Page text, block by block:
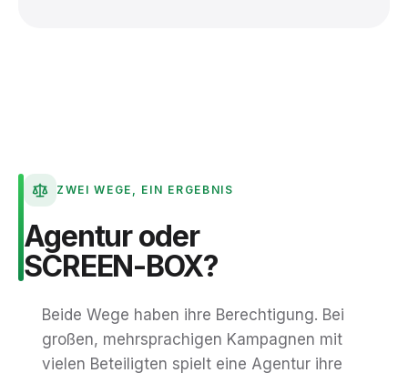
ZWEI WEGE, EIN ERGEBNIS
Agentur oder
SCREEN-BOX?
Beide Wege haben ihre Berechtigung. Bei
großen, mehrsprachigen Kampagnen mit
vielen Beteiligten spielt eine Agentur ihre